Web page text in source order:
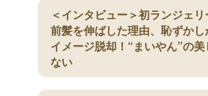
＜インタビュー＞初ランジェリ
前髪を伸ばした理由、恥ずか
イメージ脱却！“まいやん”の
ない